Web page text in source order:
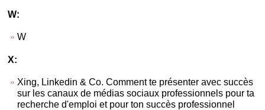
W:
W
X:
Xing, Linkedin & Co. Comment te présenter avec succès
sur les canaux de médias sociaux professionnels pour ta
recherche d'emploi et pour ton succès professionnel